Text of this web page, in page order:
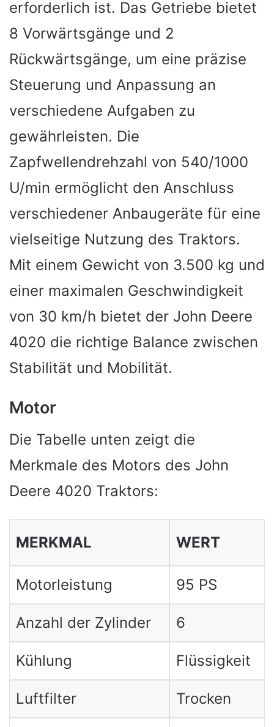
erforderlich ist. Das Getriebe bietet
8 Vorwärtsgänge und 2
Rückwärtsgänge, um eine präzise
Steuerung und Anpassung an
verschiedene Aufgaben zu
gewährleisten. Die
Zapfwellendrehzahl von 540/1000
U/min ermöglicht den Anschluss
verschiedener Anbaugeräte für eine
vielseitige Nutzung des Traktors.
Mit einem Gewicht von 3.500 kg und
einer maximalen Geschwindigkeit
von 30 km/h bietet der John Deere
4020 die richtige Balance zwischen
Stabilität und Mobilität.
Motor
Die Tabelle unten zeigt die
Merkmale des Motors des John
Deere 4020 Traktors:
MERKMAL WERT
Motorleistung 95 PS
Anzahl der Zylinder 6
Kühlung Flüssigkeit
Luftfilter Trocken